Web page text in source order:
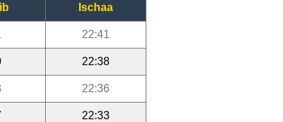
Ischaa
22:41
22:38
22:36
22:33